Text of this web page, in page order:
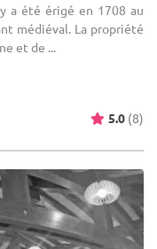
a été érigé en 1708 au
médiéval. La propriété
et de ...
5.0 (8)